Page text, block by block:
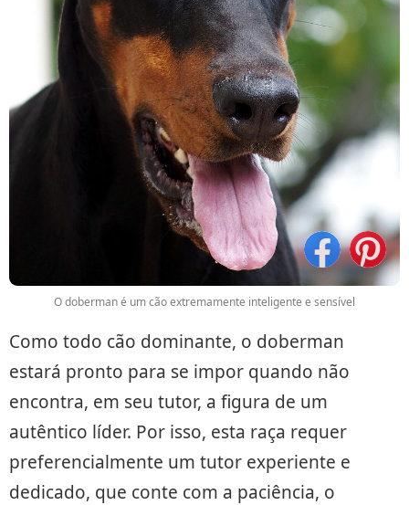
O doberman é um cão extremamente inteligente e sensível
Como todo cão dominante, o doberman
estará pronto para se impor quando não
encontra, em seu tutor, a figura de um
autêntico líder. Por isso, esta raça requer
preferencialmente um tutor experiente e
dedicado, que conte com a paciência, o